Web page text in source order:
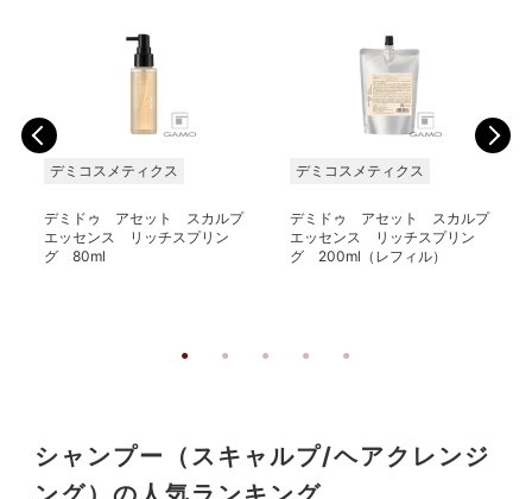
デミコスメティクス
デミドゥ アセット スカルプ
エッセンス リッチスプリン
グ 80ml
デミコスメティクス
デミドゥ アセット スカルプ
エッセンス リッチスプリン
グ 200ml（レフィル）
シャンプー（スキャルプ/ヘアクレンジ